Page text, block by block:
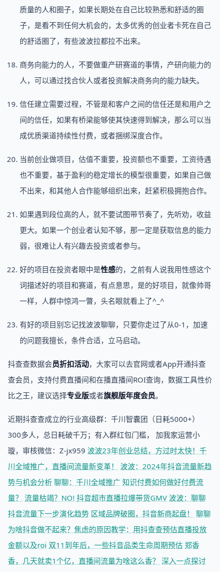
质量的人和圈子，如果长期处在自己比较熟悉和舒适的圈
子，是看不到任何大机会的，太多优秀的创业者卡死在自己
的舒适圈了，有些波波拉都拉不出来。
商务向能力的人，不要做重产研赛道的事情，产研向能力的
人，可以通过找合伙人或者投资解决商务向的能力缺失。
信任建立需要过程，不管是和客户之间的信任还是和用户之
间的信任，如果有桥梁能够使其快速得到解决，那么可以当
成优质渠道持续性付费，或者捆绑深度合作。
当前创业做项目，估值不重要，投资额也不重要，工资待遇
也不重要，基于盈利的稳定增长的模型很重要，如果自己做
不出来，和其他人合作能够组织出来，赶紧积极拥抱合作。
如果遇到段位高的人，就不要试图带节奏了，先听劝，收益
更大。如果一个创业者认知不够，那一定是获取信息的能力
弱，很难让人有兴趣去投资或者参与。
好的项目在投资者眼中是性感的，之前有人说我用性感这个
词描述好的项目和赛道，有点意思，是的好项目，就像帅哥
一样，人群中惊鸿一瞥，头名眼就看上了^_^
有好的项目别忘记找波波聊聊，只要你走过了从0-1，加速
的问题我擅长，条件合适，立马启动。
抖查查数据会员折扣活动，大家可以去官网或者App开通抖查
查会员，支持付费直播间和在播直播间ROI查询，数据工具性价
比之王，建议选择专业版或者旗舰版年度会员。
近期抖查查成立的行业高级群：千川智囊团（日耗5000+）
300多人，总日耗破千万；有入群红包门槛， 加我家运营小
璇，审核微信：Z-jx959 波波23年创业总结，方过时太快！ 千
川全域推广，直播间流量新变革！
波波：2024年抖音流量新趋
势与机会分析 聊聊：千川全域推广 知识付费如何做好付费流
量？ 流量枯竭？NO! 抖音超市直播拉爆带货GMV 波波：聊聊
抖音流量下一步演化趋势 区域品牌破圈，抖音新商起盘！
聊聊
为啥抖音做不起来？焦虑的原因教学：用抖查查预估直播投放
金额以及roi 双11到年后，一些抖音品类生命周期预估 郑香
香，几天就卖1个亿，直播间流量为啥这么香？ 深入一点探讨